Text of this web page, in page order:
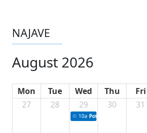
NAJAVE
August 2026
Mon Tue Wed Thu Fri
27
28 29
10a Potpisivanje ugovora
30 31